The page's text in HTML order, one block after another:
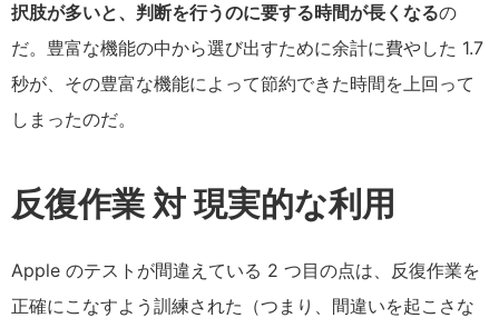
択肢が多いと、判断を行うのに要する時間が長くなるの
だ。豊富な機能の中から選び出すために余計に費やした 1.7
秒が、その豊富な機能によって節約できた時間を上回って
しまったのだ。
反復作業 対 現実的な利用
Apple のテストが間違えている 2 つ目の点は、反復作業を
正確にこなすよう訓練された（つまり、間違いを起こさな